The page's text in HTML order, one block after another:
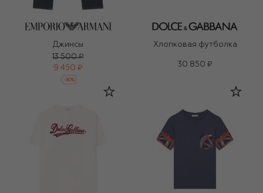
Джинсы
13 500 ₽
9 450 ₽
-30%
Хлопковая футболка
30 850 ₽